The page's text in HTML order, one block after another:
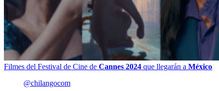
Filmes del Festival de Cine de Cannes 2024 que llegarán a México
@chilangocom